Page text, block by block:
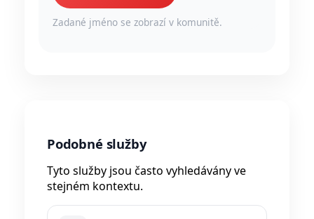
Zadané jméno se zobrazí v komunitě.
Podobné služby
Tyto služby jsou často vyhledávány ve
stejném kontextu.